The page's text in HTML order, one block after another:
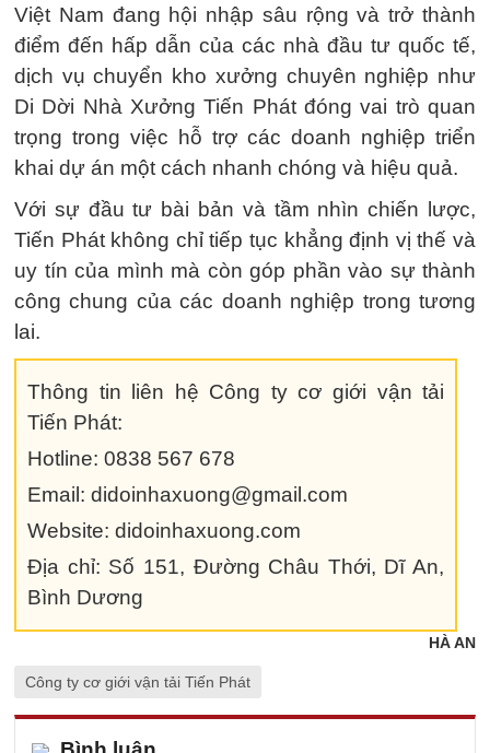
Việt Nam đang hội nhập sâu rộng và trở thành
điểm đến hấp dẫn của các nhà đầu tư quốc tế,
dịch vụ chuyển kho xưởng chuyên nghiệp như
Di Dời Nhà Xưởng Tiến Phát đóng vai trò quan
trọng trong việc hỗ trợ các doanh nghiệp triển
khai dự án một cách nhanh chóng và hiệu quả.
Với sự đầu tư bài bản và tầm nhìn chiến lược,
Tiến Phát không chỉ tiếp tục khẳng định vị thế và
uy tín của mình mà còn góp phần vào sự thành
công chung của các doanh nghiệp trong tương
lai.
Thông tin liên hệ Công ty cơ giới vận tải
Tiến Phát:
Hotline: 0838 567 678
Email: didoinhaxuong@gmail.com
Website: didoinhaxuong.com
Địa chỉ: Số 151, Đường Châu Thới, Dĩ An,
Bình Dương
HÀ AN
Công ty cơ giới vận tải Tiến Phát